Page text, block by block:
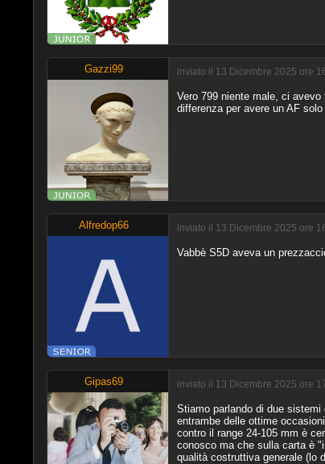
Gazzi99 inviato il 13 Dicembre 2025 ore
Vero 799 niente male, ci
differenza per avere un AF
Alfredop66 inviato il 13 Dicembre 2025 ore
Vabbè S5D aveva un
Gipas69 inviato il 13 Dicembre 2025 ore
Stiamo parlando di due
entrambe delle ottime
contro il range 24-105 mm è
conosco ma che sulla carta è
qualità costruttiva generale (lo